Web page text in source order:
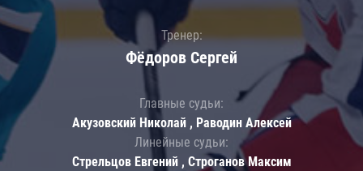
Тренер:
Фёдоров Сергей
Главные судьи:
Акузовский Николай , Раводин Алексей
Линейные судьи:
Стрельцов Евгений , Строганов Максим